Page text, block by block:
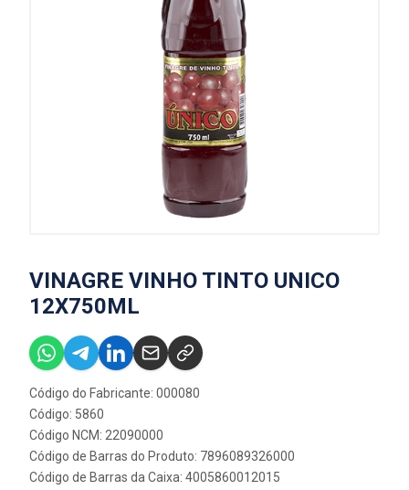
VINAGRE VINHO TINTO UNICO
12X750ML
Código do Fabricante: 000080
Código: 5860
Código NCM: 22090000
Código de Barras do Produto: 7896089326000
Código de Barras da Caixa: 4005860012015